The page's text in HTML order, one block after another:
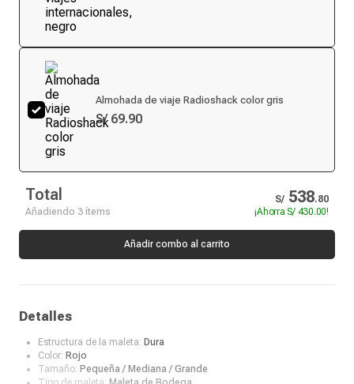
Almohada de viaje Radioshack color gris
S/ 69.90
Total S/ 538.80
Añadiendo 3 ítems
¡AhorraS/ 430.00!
Añadir combo al carrito
Detalles
Estructura de la maleta: Dura
Color: Rojo
Tamaño: Pequeña / Mediana / Grande